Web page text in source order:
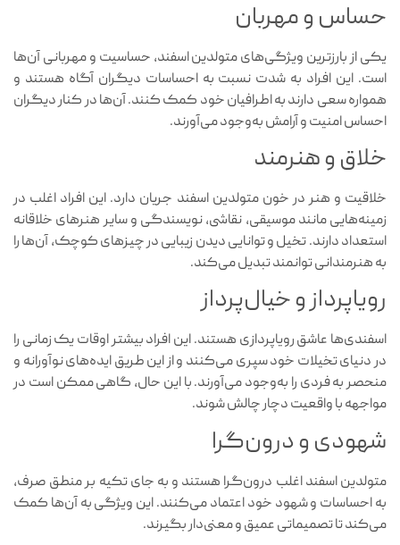
حساس و مهربان
یکی از بارزترین ویژگی‌های متولدین اسفند، حساسیت و مهربانی آن‌ها
است. این افراد به شدت نسبت به احساسات دیگران آگاه هستند و
همواره سعی دارند به اطرافیان خود کمک کنند. آن‌ها در کنار دیگران
احساس امنیت و آرامش به‌وجود می‌آورند.
خلاق و هنرمند
خلاقیت و هنر در خون متولدین اسفند جریان دارد. این افراد اغلب در
زمینه‌هایی مانند موسیقی، نقاشی، نویسندگی و سایر هنرهای خلاقانه
استعداد دارند. تخیل و توانایی دیدن زیبایی در چیزهای کوچک، آن‌ها را
به هنرمندانی توانمند تبدیل می‌کند.
رویاپرداز و خیال‌پرداز
اسفندی‌ها عاشق رویاپردازی هستند. این افراد بیشتر اوقات یک زمانی را
در دنیای تخیلات خود سپری می‌کنند و از این طریق ایده‌های نوآورانه و
منحصر به فردی را به‌وجود می‌آورند. با این حال، گاهی ممکن است در
مواجهه با واقعیت دچار چالش شوند.
شهودی و درون‌گرا
متولدین اسفند اغلب درون‌گرا هستند و به جای تکیه بر منطق صرف،
به احساسات و شهود خود اعتماد می‌کنند. این ویژگی به آن‌ها کمک
می‌کند تا تصمیماتی عمیق و معنی‌دار بگیرند.